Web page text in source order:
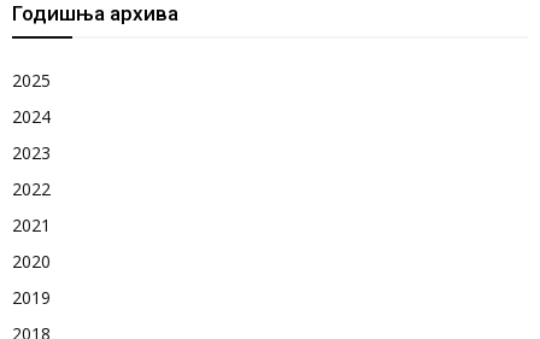
Годишња архива
2025
2024
2023
2022
2021
2020
2019
2018